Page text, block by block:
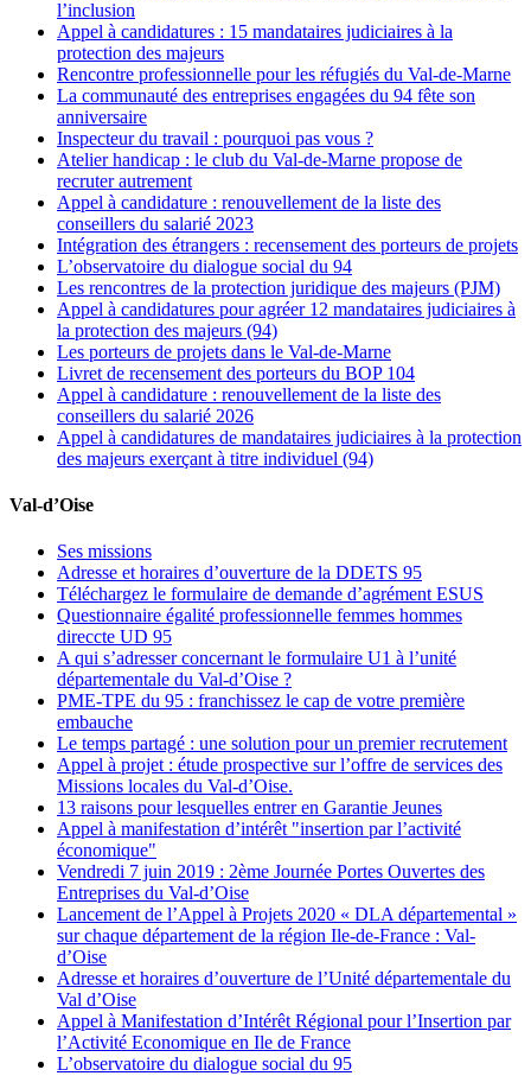
l’inclusion
Appel à candidatures : 15 mandataires judiciaires à la
protection des majeurs
Rencontre professionnelle pour les réfugiés du Val-de-Marne
La communauté des entreprises engagées du 94 fête son
anniversaire
Inspecteur du travail : pourquoi pas vous ?
Atelier handicap : le club du Val-de-Marne propose de
recruter autrement
Appel à candidature : renouvellement de la liste des
conseillers du salarié 2023
Intégration des étrangers : recensement des porteurs de projets
L’observatoire du dialogue social du 94
Les rencontres de la protection juridique des majeurs (PJM)
Appel à candidatures pour agréer 12 mandataires judiciaires à
la protection des majeurs (94)
Les porteurs de projets dans le Val-de-Marne
Livret de recensement des porteurs du BOP 104
Appel à candidature : renouvellement de la liste des
conseillers du salarié 2026
Appel à candidatures de mandataires judiciaires à la protection
des majeurs exerçant à titre individuel (94)
Val-d’Oise
Ses missions
Adresse et horaires d’ouverture de la DDETS 95
Téléchargez le formulaire de demande d’agrément ESUS
Questionnaire égalité professionnelle femmes hommes
direccte UD 95
A qui s’adresser concernant le formulaire U1 à l’unité
départementale du Val-d’Oise ?
PME-TPE du 95 : franchissez le cap de votre première
embauche
Le temps partagé : une solution pour un premier recrutement
Appel à projet : étude prospective sur l’offre de services des
Missions locales du Val-d’Oise.
13 raisons pour lesquelles entrer en Garantie Jeunes
Appel à manifestation d’intérêt "insertion par l’activité
économique"
Vendredi 7 juin 2019 : 2ème Journée Portes Ouvertes des
Entreprises du Val-d’Oise
Lancement de l’Appel à Projets 2020 « DLA départemental »
sur chaque département de la région Ile-de-France : Val-
d’Oise
Adresse et horaires d’ouverture de l’Unité départementale du
Val d’Oise
Appel à Manifestation d’Intérêt Régional pour l’Insertion par
l’Activité Economique en Ile de France
L’observatoire du dialogue social du 95